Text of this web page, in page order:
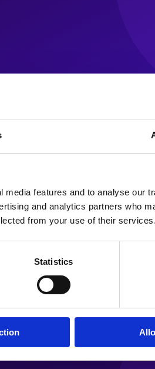
features and to analyse our
and analytics partners who
from your use of their services.
Statistics
Wartung und